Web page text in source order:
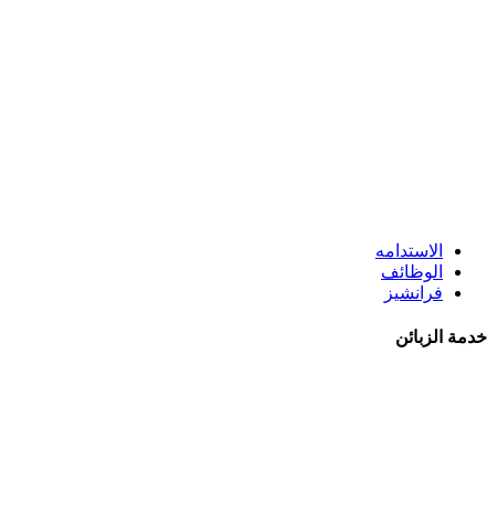
الاستدامه
الوظائف
فرانشيز
خدمة الزبائن